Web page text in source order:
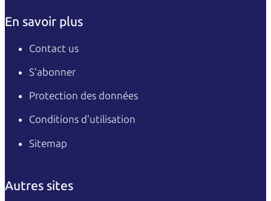
En savoir plus
Contact us
S’abonner
Protection des données
Conditions d'utilisation
Sitemap
Autres sites